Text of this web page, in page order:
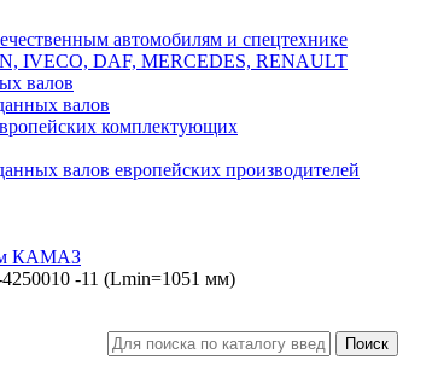
автомобилям и спецтехнике
IVECO, DAF, MERCEDES, RENAULT
валов
валов
комплектующих
валов европейских производителей
м КАМАЗ
-11 (Lmin=1051 мм)